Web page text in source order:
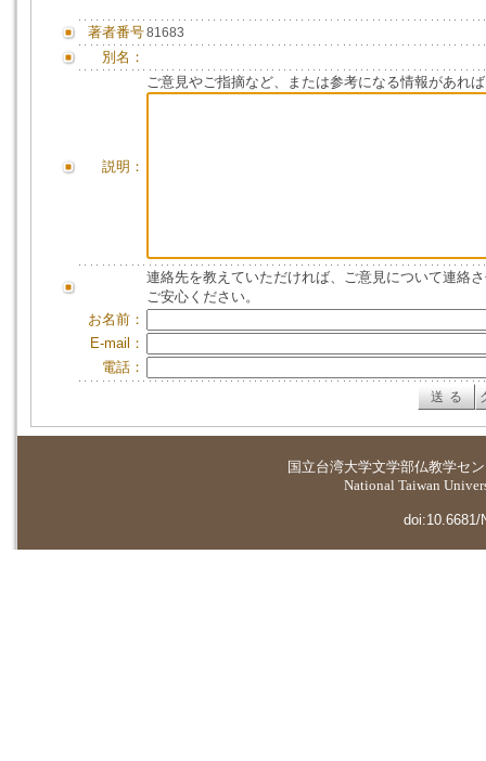
著者番号81683
別名：
説明：
ご意見やご指摘など、または参考になる情報があれ
連絡先を教えていただければ、ご意見について連絡
ご安心ください。
お名前：
E-mail：
電話：
国立台湾大学文学部仏教学セ
National Taiwan
doi:10.6681/